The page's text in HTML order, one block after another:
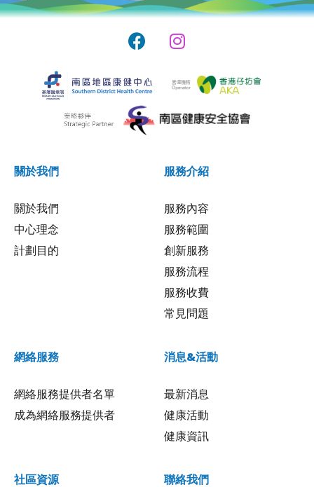
關於我們
關於我們
中心理念
計劃目的
服務介紹
服務內容
服務範圍
創新服務
服務流程
服務收費
常見問題
網絡服務
網絡服務提供者名單
成為網絡服務提供者
消息&活動
最新消息
健康活動
健康資訊
社區資源 聯絡我們